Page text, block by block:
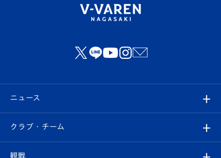
ニュース
すべて
クラブ・チーム
観戦